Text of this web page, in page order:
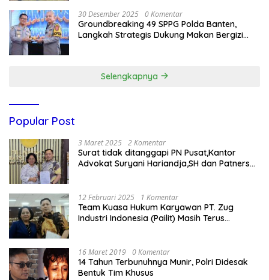
30 Desember 2025 0 Komentar
Groundbreaking 49 SPPG Polda Banten,
Langkah Strategis Dukung Makan Bergizi
Selengkapnya
Popular Post
3 Maret 2025 2 Komentar
Surat tidak ditanggapi PN Pusat,Kantor
Advokat Suryani Hariandja,SH dan Patners
12 Februari 2025 1 Komentar
Team Kuasa Hukum Karyawan PT. Zug
Industri Indonesia (Pailit) Masih Terus
16 Maret 2019 0 Komentar
14 Tahun Terbunuhnya Munir, Polri Didesak
Bentuk Tim Khusus